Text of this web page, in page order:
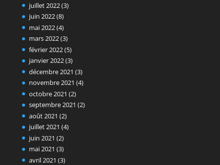
juillet 2022(3)
juin 2022(8)
mai 2022(4)
mars 2022(3)
février 2022(5)
janvier 2022(3)
décembre 2021 (3)
novembre 2021 (4)
octobre 2021 (2)
septembre 2021 (2)
août 2021 (2)
juillet 2021 (4)
juin 2021 (2)
mai 2021 (3)
avril 2021 (3)